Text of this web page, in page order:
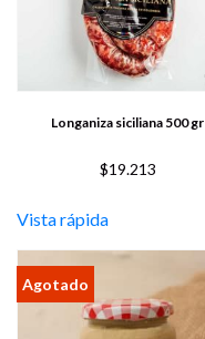
Longaniza siciliana 500 gr
$19.213
Vista rápida